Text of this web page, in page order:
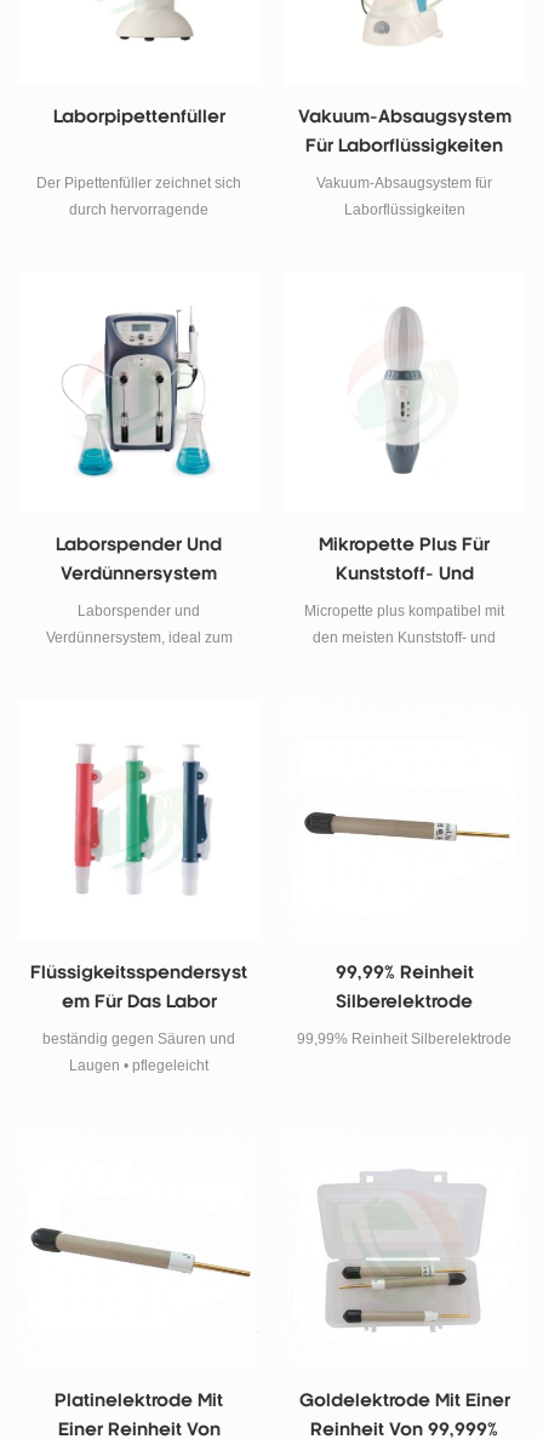
Laborpipettenfüller
Der Pipettenfüller zeichnet sich
durch hervorragende
oder Kunststoffpipetten geeignet
Vakuum-Absaugsystem
Für Laborflüssigkeiten
Vakuum-Absaugsystem für
Laborflüssigkeiten
Laborspender Und
Verdünnersystem
Laborspender und
Verdünnersystem, ideal zum
Mikropette Plus Für
Kunststoff- Und
Glaspipetten Von 0,1 Bis
100 Ml
Micropette plus kompatibel mit
den meisten Kunststoff- und
Flüssigkeitsspendersyst
Em Für Das Labor
beständig gegen Säuren und
Laugen • pflegeleicht
99,99% Reinheit
Silberelektrode
99,99% Reinheit Silberelektrode
Platinelektrode Mit
Einer Reinheit Von
Goldelektrode Mit Einer
Reinheit Von 99,999%